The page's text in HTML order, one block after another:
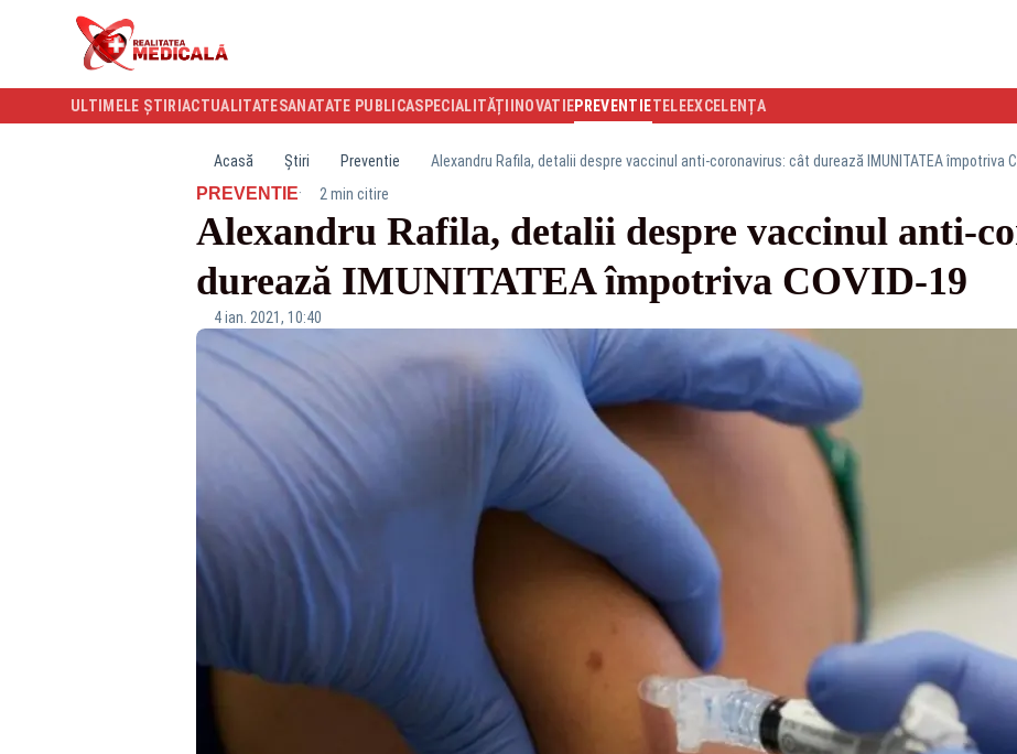
ULTIMELE ȘTIRI ACTUALITATESANATATE PUBLICASPECIALITĂȚI INOVATIEPREVENTIETELEEXCELENȚA
Acasă Știri Preventie Alexandru Rafila, detalii despre vaccinul anti-coronavirus: cât durează IMUNITATEA împotriva
PREVENTIE· 2 min citire
Alexandru Rafila, detalii despre vaccinul anti-
durează IMUNITATEA împotriva COVID-19
4 ian. 2021, 10:40